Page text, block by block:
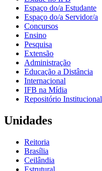
Espaço do/a Estudante
Espaço do/a Servidor/a
Concursos
Ensino
Pesquisa
Extensão
Administração
Educação a Distância
Internacional
IFB na Mídia
Repositório Institucional
Unidades
Reitoria
Brasília
Ceilândia
Estrutural